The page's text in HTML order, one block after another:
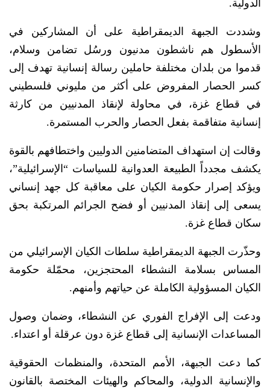
الدولية.
وشددت الجبهة الديمقراطية على أن المشاركين في
الأسطول هم ناشطون مدنيون ورسُل تضامن وسلام،
قدموا من بلدان مختلفة حاملين رسالة إنسانية تهدف إلى
كسر الحصار المفروض على أكثر من مليوني فلسطيني
في قطاع غزة، في محاولة لإنقاذ المدنيين من كارثة
إنسانية متفاقمة بفعل الحصار والحرب المستمرة.
وقالت إن استهداف المتضامنين الدوليين واختطافهم بالقوة
يكشف مجدداً الطبيعة العدوانية للسياسات “الإسرائيلية”،
ويؤكد إصرار حكومة الكيان على معاقبة كل جهد إنساني
يسعى إلى إنقاذ المدنيين أو فضح الجرائم المرتكبة بحق
سكان قطاع غزة.
وحذّرت الجبهة الديمقراطية سلطات الكيان الإسرائيلي من
المساس بسلامة النشطاء المحتجزين، محمّلة حكومة
الكيان المسؤولية الكاملة عن حياتهم وأمنهم.
ودعت إلى الإفراج الفوري عن النشطاء، وضمان وصول
المساعدات الإنسانية إلى قطاع غزة دون عرقلة أو اعتداء.
كما دعت الجبهة، الأمم المتحدة، والمنظمات الحقوقية
والإنسانية الدولية، والمحاكم والهيئات المختصة بالقانون